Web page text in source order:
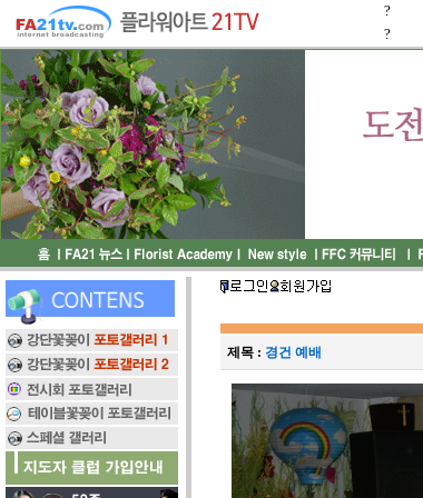
?
?
제목 : 경건 예배